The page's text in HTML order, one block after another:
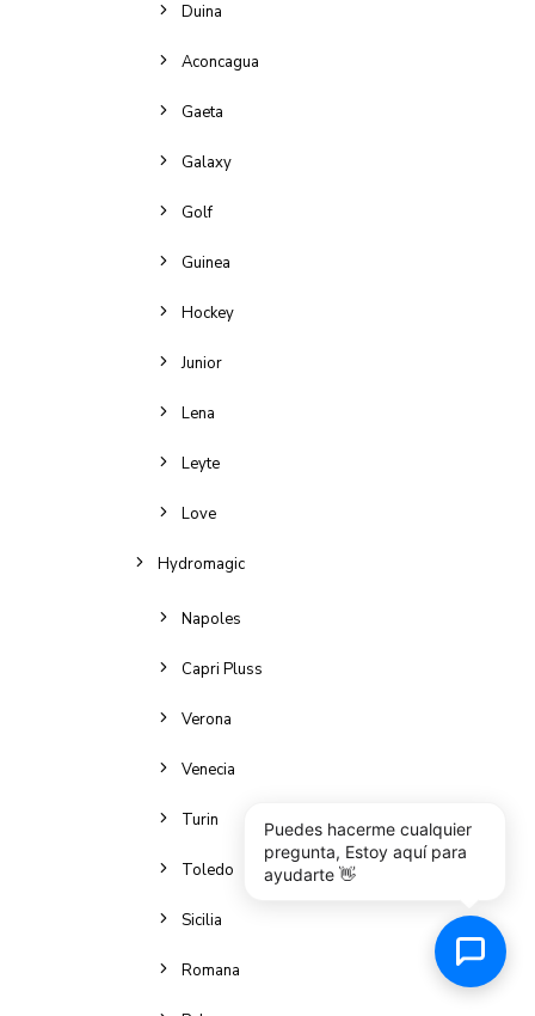
Duina
Aconcagua
Gaeta
Galaxy
Golf
Guinea
Hockey
Junior
Lena
Leyte
Love
Hydromagic
Napoles
Capri Pluss
Verona
Venecia
Turin
Toledo
Sicilia
Romana
Puedes hacerme cualquier
pregunta, Estoy aquí para
ayudarte 👋